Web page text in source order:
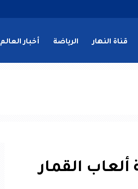
قناة النهار الرياضة أخبار العالم
القمار